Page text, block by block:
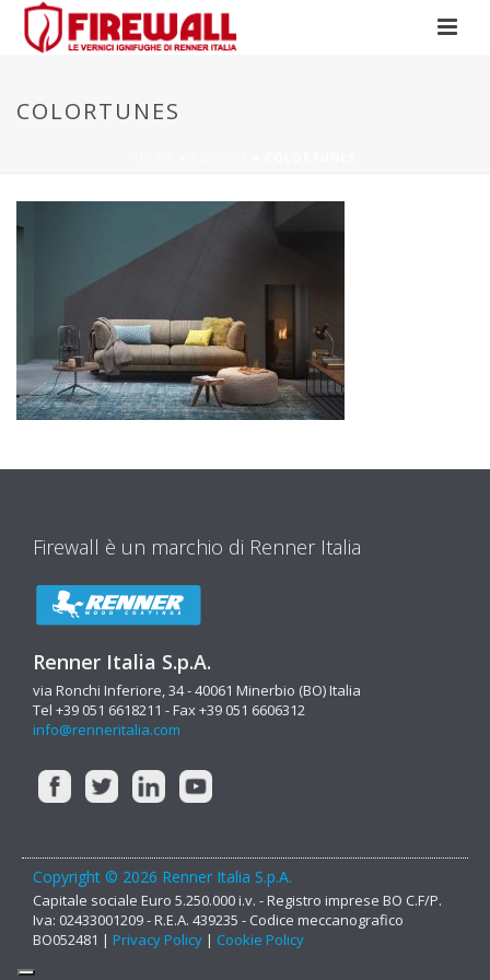
COLORTUNES
Firewall è un marchio di Renner Italia
Renner Italia S.p.A.
via Ronchi Inferiore, 34 - 40061 Minerbio (BO) Italia
Tel +39 051 6618211 - Fax +39 051 6606312
info@renneritalia.com
Copyright © 2026 Renner Italia S.p.A.
Capitale sociale Euro 5.250.000 i.v. - Registro imprese BO C.F/P.
Iva: 02433001209 - R.E.A. 439235 - Codice meccanografico
BO052481 | Privacy Policy | Cookie Policy